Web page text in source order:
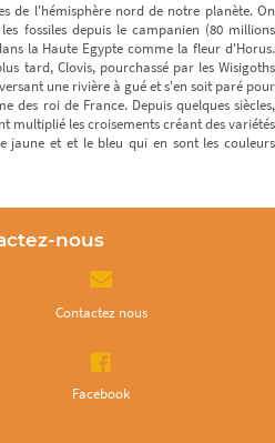
de l'hémisphère nord de notre planète. On
fossiles depuis le campanien (80 millions
la Haute Egypte comme la fleur d'Horus.
tard, Clovis, pourchassé par les Wisigoths
une rivière à gué et s'en soit paré pour
des roi de France. Depuis quelques siècles,
multiplié les croisements créant des variétés
jaune et et le bleu qui en sont les couleurs
nous
Contactez nous
Facebook